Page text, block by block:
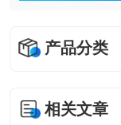
产品分类
相关文章